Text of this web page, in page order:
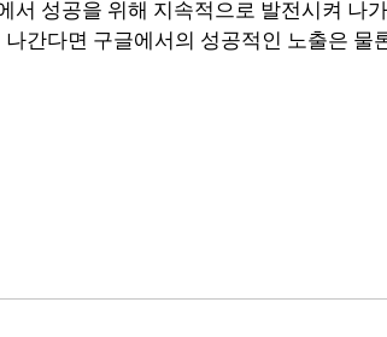
서 성공을 위해 지속적으로 발전시켜 나
간다면 구글에서의 성공적인 노출은 물